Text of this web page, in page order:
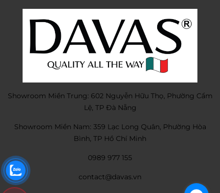
Showroom Miền Trung: 602 Nguyễn Hữu Thọ, Phường Cẩm
Lệ, TP Đà Nẵng
Showroom Miền Nam: 359 Lạc Long Quân, Phường Hòa
Bình, TP Hồ Chí Minh
0989 977 155
contact@davas.vn